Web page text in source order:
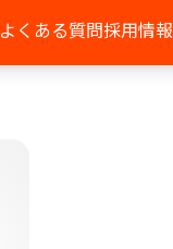
よくある質問採用情報